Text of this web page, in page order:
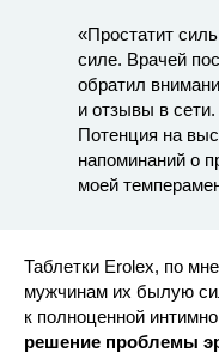
«Простатит
силе. Врачей
обратил
и отзывы в
Потенция на
напоминаний о
моей
Таблетки Erolex, по
мужчинам их былую
к полноценной
решение проблемы